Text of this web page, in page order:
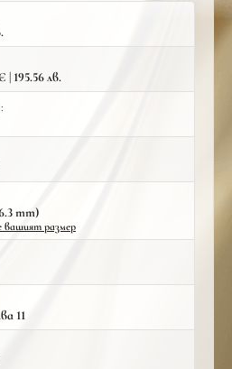
| 195.56 лв.
mm)
вашият размер
11